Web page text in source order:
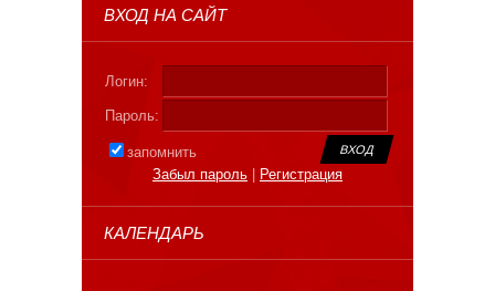
ВХОД НА САЙТ
Логин:
Пароль:
запомнить
Забыл пароль
Регистрация
КАЛЕНДАРЬ